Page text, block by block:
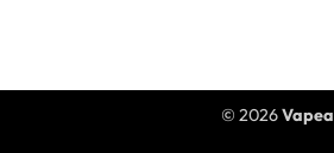
© 2026Vapea